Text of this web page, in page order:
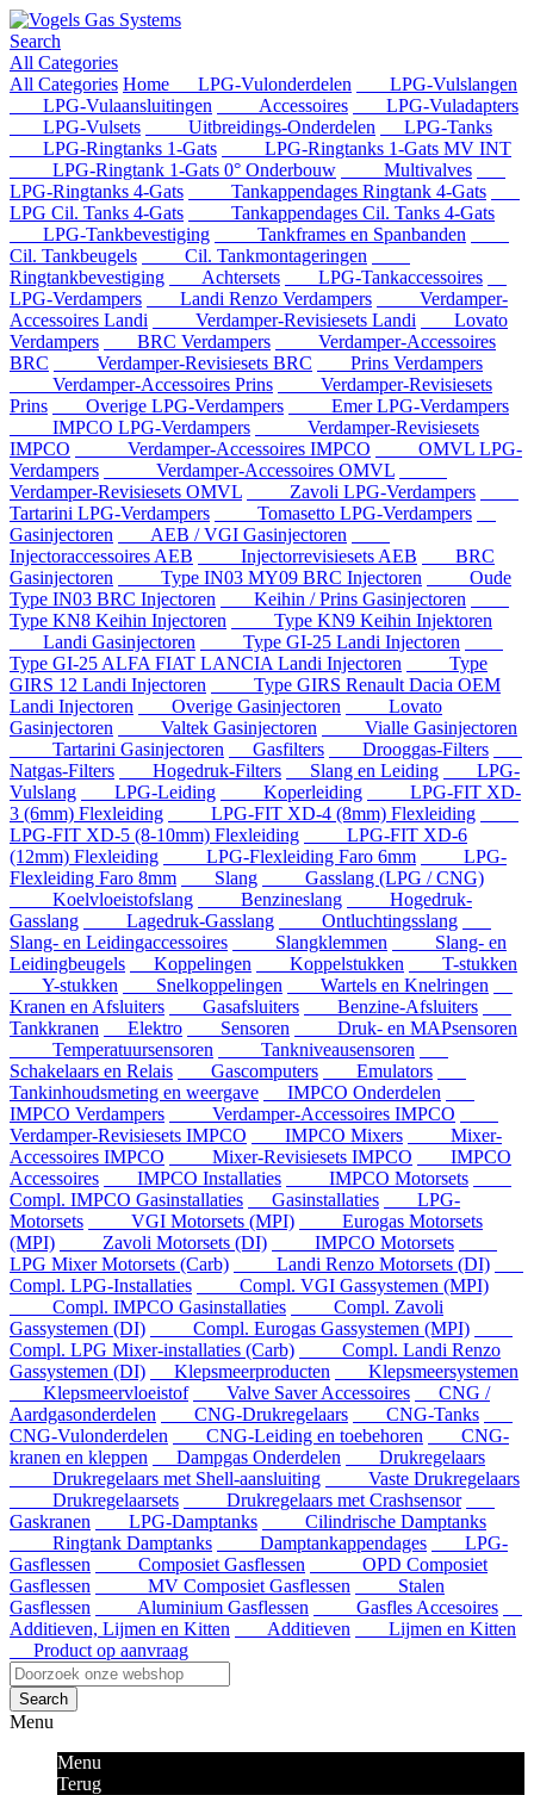
Search
All Categories
All Categories Home LPG-Vulonderdelen
LPG-Vulslangen
LPG-Vulaansluitingen
Accessoires
LPG-Vuladapters
LPG-Vulsets
Uitbreidings-Onderdelen
LPG-Tanks
LPG-Ringtanks 1-Gats
LPG-Ringtanks 1-Gats MV INT
LPG-Ringtank 1-Gats 0° Onderbouw
Multivalves
LPG-Ringtanks 4-Gats
Tankappendages Ringtank 4-Gats
LPG Cil. Tanks 4-Gats
Tankappendages Cil. Tanks 4-Gats
LPG-Tankbevestiging
Tankframes en Spanbanden
Cil. Tankbeugels
Cil. Tankmontageringen
Ringtankbevestiging
Achtersets
LPG-Tankaccessoires
LPG-Verdampers
Landi Renzo Verdampers
Verdamper-
Accessoires Landi
Verdamper-Revisiesets Landi
Lovato
Verdampers
BRC Verdampers
Verdamper-Accessoires
BRC
Verdamper-Revisiesets BRC
Prins Verdampers
Verdamper-Accessoires Prins
Verdamper-Revisiesets
Prins
Overige LPG-Verdampers
Emer LPG-Verdampers
IMPCO LPG-Verdampers
Verdamper-Revisiesets
IMPCO
Verdamper-Accessoires IMPCO
OMVL LPG-
Verdampers
Verdamper-Accessoires OMVL
Verdamper-Revisiesets OMVL
Zavoli LPG-Verdampers
Tartarini LPG-Verdampers
Tomasetto LPG-Verdampers
Gasinjectoren
AEB / VGI Gasinjectoren
Injectoraccessoires AEB
Injectorrevisiesets AEB
BRC
Gasinjectoren
Type IN03 MY09 BRC Injectoren
Oude
Type IN03 BRC Injectoren
Keihin / Prins Gasinjectoren
Type KN8 Keihin Injectoren
Type KN9 Keihin Injektoren
Landi Gasinjectoren
Type GI-25 Landi Injectoren
Type GI-25 ALFA FIAT LANCIA Landi Injectoren
Type
GIRS 12 Landi Injectoren
Type GIRS Renault Dacia OEM
Landi Injectoren
Overige Gasinjectoren
Lovato
Gasinjectoren
Valtek Gasinjectoren
Vialle Gasinjectoren
Tartarini Gasinjectoren
Gasfilters
Drooggas-Filters
Natgas-Filters
Hogedruk-Filters Slang en Leiding
LPG-
Vulslang
LPG-Leiding Koperleiding
LPG-FIT XD-
3 (6mm) Flexleiding
LPG-FIT XD-4 (8mm) Flexleiding
LPG-FIT XD-5 (8-10mm) Flexleiding
LPG-FIT XD-6
(12mm) Flexleiding
LPG-Flexleiding Faro 6mm
LPG-
Flexleiding Faro 8mm
Slang
Gasslang (LPG / CNG)
Koelvloeistofslang
Benzineslang
Hogedruk-
Gasslang
Lagedruk-Gasslang
Ontluchtingsslang
Slang- en Leidingaccessoires
Slangklemmen
Slang- en
Leidingbeugels
Koppelingen Koppelstukken
T-stukken
Y-stukken
Snelkoppelingen
Wartels en Knelringen
Kranen en Afsluiters
Gasafsluiters
Benzine-Afsluiters
Tankkranen
Elektro Sensoren
Druk- en MAPsensoren
Temperatuursensoren
Tankniveausensoren
Schakelaars en Relais
Gascomputers
Emulators
Tankinhoudsmeting en weergave
IMPCO Onderdelen
IMPCO Verdampers
Verdamper-Accessoires IMPCO
Verdamper-Revisiesets IMPCO
IMPCO Mixers
Mixer-
Accessoires IMPCO
Mixer-Revisiesets IMPCO
IMPCO
Accessoires
IMPCO Installaties
IMPCO Motorsets
Compl. IMPCO Gasinstallaties
Gasinstallaties
LPG-
Motorsets
VGI Motorsets (MPI)
Eurogas Motorsets
(MPI)
Zavoli Motorsets (DI)
IMPCO Motorsets
LPG Mixer Motorsets (Carb)
Landi Renzo Motorsets (DI)
Compl. LPG-Installaties
Compl. VGI Gassystemen (MPI)
Compl. IMPCO Gasinstallaties
Compl. Zavoli
Gassystemen (DI)
Compl. Eurogas Gassystemen (MPI)
Compl. LPG Mixer-installaties (Carb)
Compl. Landi Renzo
Gassystemen (DI)
Klepsmeerproducten
Klepsmeersystemen
Klepsmeervloeistof
Valve Saver Accessoires
CNG /
Aardgasonderdelen
CNG-Drukregelaars
CNG-Tanks
CNG-Vulonderdelen
CNG-Leiding en toebehoren
CNG-
kranen en kleppen
Dampgas Onderdelen
Drukregelaars
Drukregelaars met Shell-aansluiting
Vaste Drukregelaars
Drukregelaarsets
Drukregelaars met Crashsensor
Gaskranen
LPG-Damptanks
Cilindrische Damptanks
Ringtank Damptanks
Damptankappendages
LPG-
Gasflessen
Composiet Gasflessen
OPD Composiet
Gasflessen
MV Composiet Gasflessen
Stalen
Gasflessen
Aluminium Gasflessen
Gasfles Accesoires
Additieven, Lijmen en Kitten
Additieven
Lijmen en Kitten
Product op aanvraag
Search
Menu
Menu
Terug